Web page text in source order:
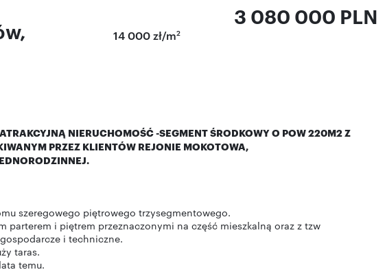
3 080 000 PLN
14 000 zł/m2
NIERUCHOMOŚĆ -SEGMENT ŚRODKOWY O POW 220M2 Z
PRZEZ KLIENTÓW REJONIE MOKOTOWA,
szeregowego piętrowego trzysegmentowego.
parterem i piętrem przeznaczonymi na część mieszkalną oraz z tzw
i techniczne.
taras.
temu.